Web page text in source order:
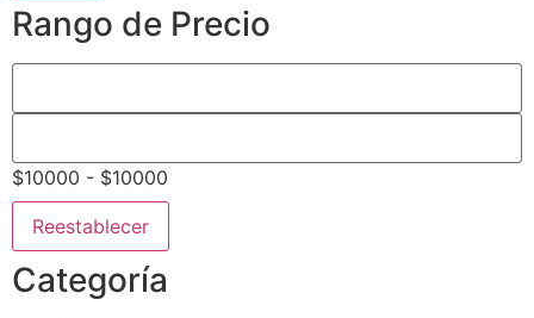
Rango de Precio
$10000 - $10000
Reestablecer
Categoría